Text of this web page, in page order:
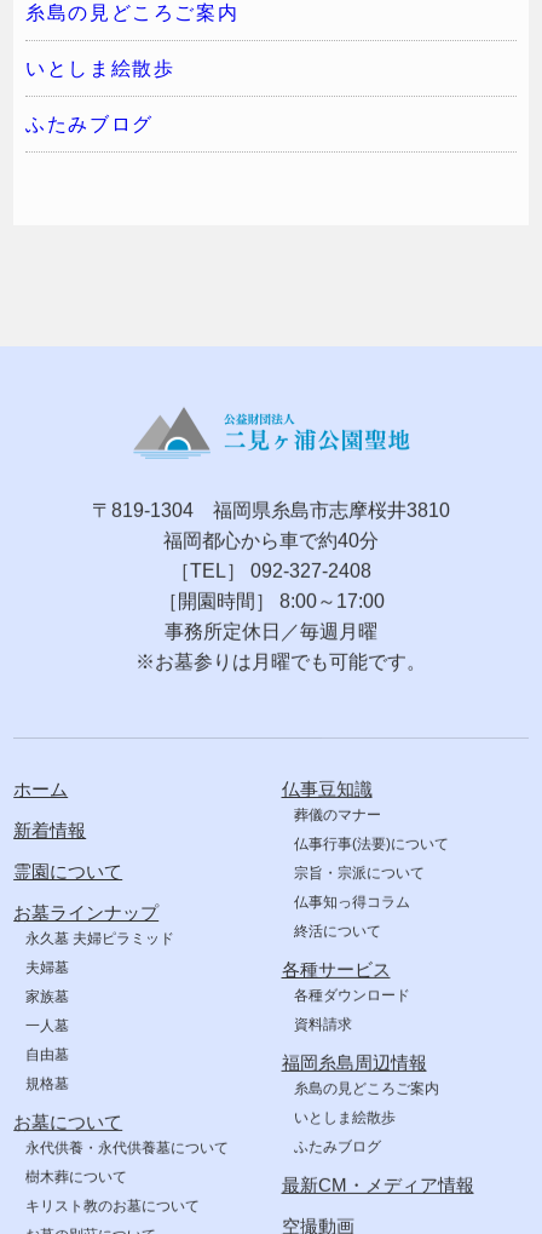
糸島の見どころご案内
いとしま絵散歩
ふたみブログ
〒819-1304 福岡県糸島市志摩桜井3810
福岡都心から車で約40分
［TEL］ 092-327-2408
［開園時間］ 8:00～17:00
事務所定休日／毎週月曜
※お墓参りは月曜でも可能です。
ホーム
新着情報
霊園について
お墓ラインナップ
永久墓 夫婦ピラミッド
夫婦墓
家族墓
一人墓
自由墓
規格墓
お墓について
永代供養・永代供養墓について
樹木葬について
キリスト教のお墓について
仏事豆知識
葬儀のマナー
仏事行事(法要)について
宗旨・宗派について
仏事知っ得コラム
終活について
各種サービス
各種ダウンロード
資料請求
福岡糸島周辺情報
糸島の見どころご案内
いとしま絵散歩
ふたみブログ
最新CM・メディア情報
空撮動画